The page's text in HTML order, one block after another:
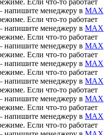
Если что-то работает
напишите менеджеру в MAX
Если что-то работает
напишите менеджеру в MAX
Если что-то работает
напишите менеджеру в MAX
Если что-то работает
напишите менеджеру в MAX
Если что-то работает
напишите менеджеру в MAX
Если что-то работает
напишите менеджеру в MAX
Если что-то работает
напишите менеджеру в MAX
Если что-то работает